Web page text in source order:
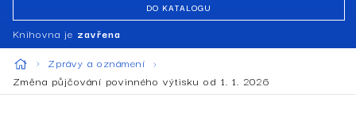
DO KATALOGU
Knihovna je zavřena
Zprávy a oznámení
Změna půjčování povinného výtisku od 1. 1. 2026